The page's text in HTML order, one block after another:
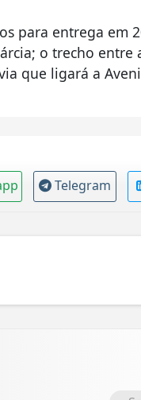
para entrega em
o trecho entre
que ligará a
Telegram